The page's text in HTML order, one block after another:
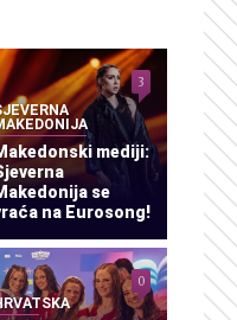
mediji:
se
na Eurosong!
3
0